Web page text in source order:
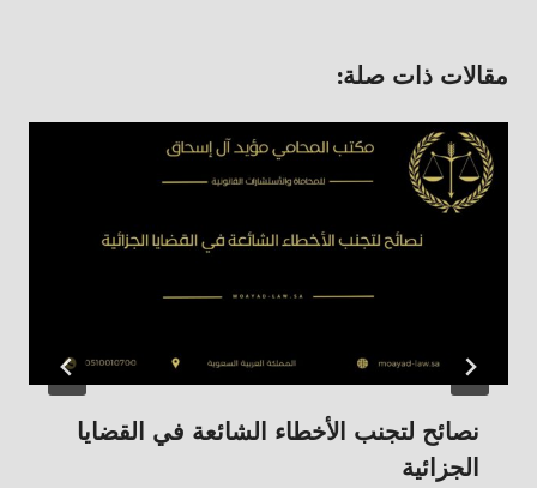
مقالات ذات صلة:
نصائح لتجنب الأخطاء الشائعة في القضايا
الجزائية